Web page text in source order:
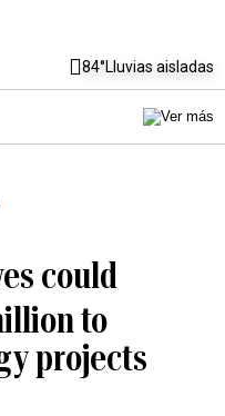
84°Lluvias aisladas
could
to
projects